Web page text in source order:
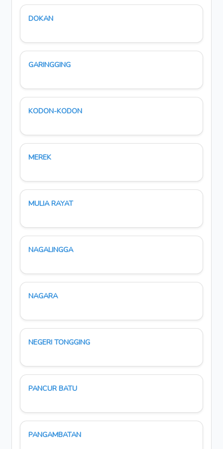
DOKAN
GARINGGING
KODON-KODON
MEREK
MULIA RAYAT
NAGALINGGA
NAGARA
NEGERI TONGGING
PANCUR BATU
PANGAMBATAN